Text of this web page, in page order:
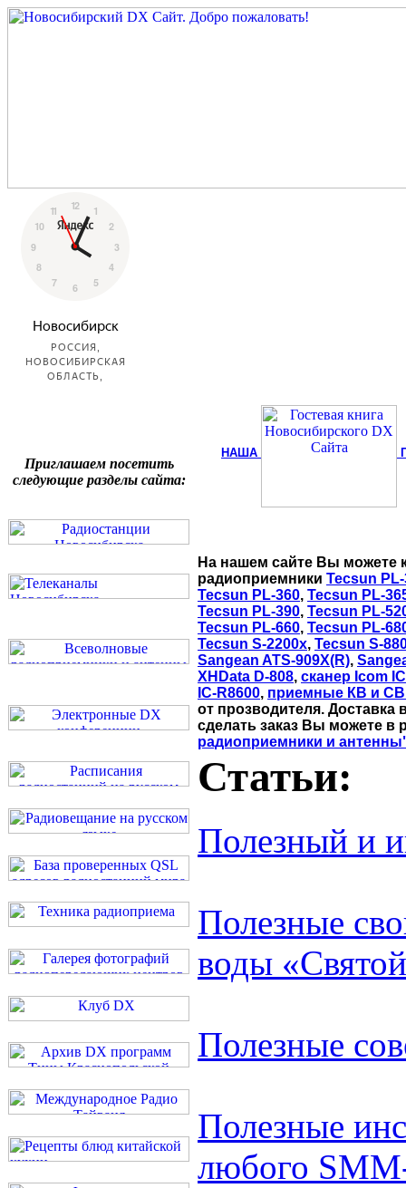
Приглашаем посетить
следующие разделы сайта:
НАША
На нашем сайте Вы можете
радиоприемники Tecsun PL-
Tecsun PL-360, Tecsun PL-
Tecsun PL-390, Tecsun PL-
Tecsun PL-660, Tecsun PL-
Tecsun S-2200x, Tecsun S-
Sangean ATS-909X(R),
XHData D-808, сканер Icom
IC-R8600, приемные КВ и
от прозводителя.
сделать заказ Вы можете в
радиоприемники и
Статьи:
Полезный и
Полезные
воды
Полезные
Полезные
любого